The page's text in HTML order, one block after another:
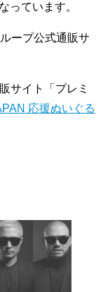
っています。
ープ公式通販サ
サイト「プレミ
応援ぬいぐる